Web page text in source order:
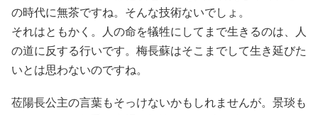
の時代に無茶ですね。そんな技術ないでしょ。
それはともかく。人の命を犠牲にしてまで生きるのは、人
の道に反する行いです。梅長蘇はそこまでして生き延びた
いとは思わないのですね。
莅陽長公主の言葉もそっけないかもしれませんが。景琰も